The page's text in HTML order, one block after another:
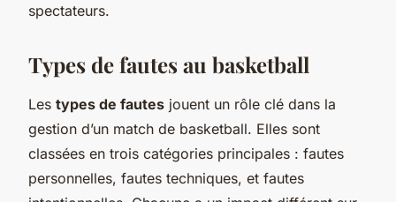
spectateurs.
Types de fautes au basketball
Les types de fautes jouent un rôle clé dans la
gestion d’un match de basketball. Elles sont
classées en trois catégories principales : fautes
personnelles, fautes techniques, et fautes